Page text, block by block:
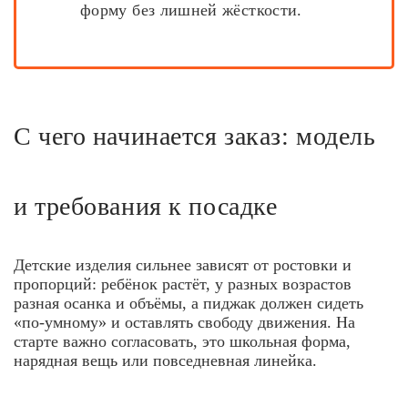
форму без лишней жёсткости.
С чего начинается заказ: модель
и требования к посадке
Детские изделия сильнее зависят от ростовки и
пропорций: ребёнок растёт, у разных возрастов
разная осанка и объёмы, а пиджак должен сидеть
«по-умному» и оставлять свободу движения. На
старте важно согласовать, это школьная форма,
нарядная вещь или повседневная линейка.